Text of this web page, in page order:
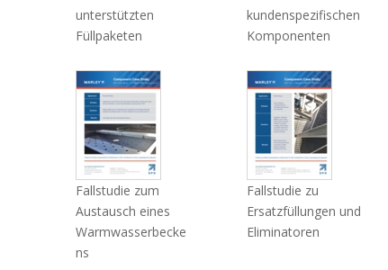
unterstützten
Füllpaketen
kundenspezifischen
Komponenten
Fallstudie zum
Austausch eines
Warmwasserbecke
ns
Fallstudie zu
Ersatzfüllungen und
Eliminatoren